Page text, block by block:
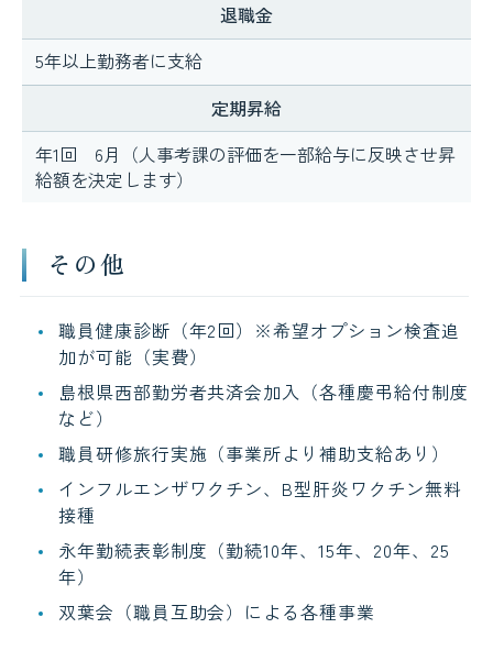
退職金
5年以上勤務者に支給
定期昇給
年1回 6月（人事考課の評価を一部給与に反映させ昇
給額を決定します）
その他
職員健康診断（年2回）※希望オプション検査追
加が可能（実費）
島根県西部勤労者共済会加入（各種慶弔給付制度
など）
職員研修旅行実施（事業所より補助支給あり）
インフルエンザワクチン、B型肝炎ワクチン無料
接種
永年勤続表彰制度（勤続10年、15年、20年、25
年）
双葉会（職員互助会）による各種事業